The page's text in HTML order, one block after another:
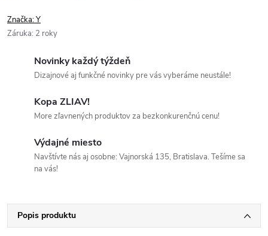
Značka:Y
Záruka: 2 roky
Novinky každý týždeň
Dizajnové aj funkčné novinky pre vás vyberáme neustále!
Kopa ZLIAV!
More zľavnených produktov za bezkonkurenčnú cenu!
Výdajné miesto
Navštívte nás aj osobne: Vajnorská 135, Bratislava. Tešíme sa
na vás!
Popis produktu